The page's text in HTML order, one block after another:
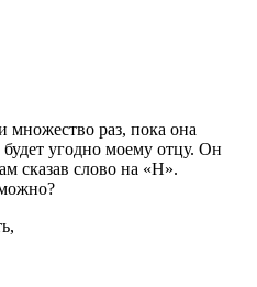
множество раз, пока она
будет угодно моему отцу. Он
сказав слово на «Н».